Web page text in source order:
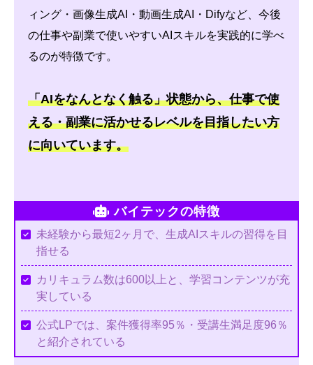
ィング・画像生成AI・動画生成AI・Difyなど、今後
の仕事や副業で使いやすいAIスキルを実践的に学べ
るのが特徴です。
「AIをなんとなく触る」状態から、仕事で使
える・副業に活かせるレベルを目指したい方
に向いています。
バイテックの特徴
未経験から最短2ヶ月で、生成AIスキルの習得を目
指せる
カリキュラム数は600以上と、学習コンテンツが充
実している
公式LPでは、案件獲得率95％・受講生満足度96％
と紹介されている